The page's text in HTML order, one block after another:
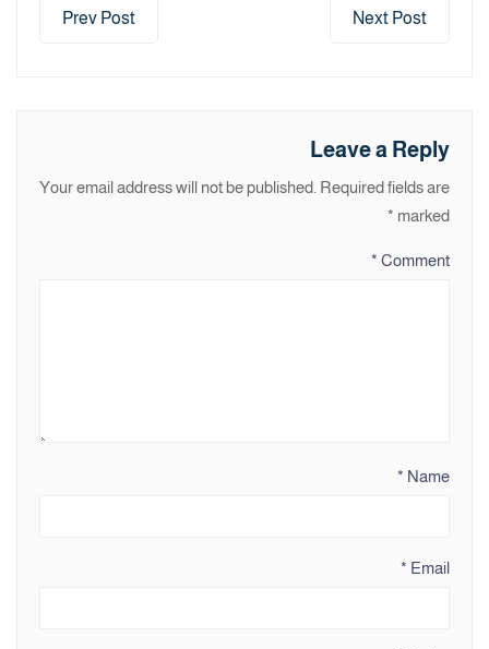
Prev Post Next Post
Leave a Reply
Your email address will not be published. Required fields are
marked
*
Comment
*
Name
*
Email
*